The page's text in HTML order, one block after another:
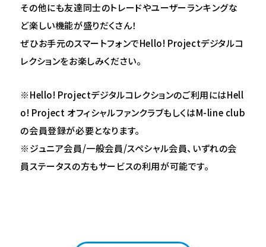
その他にも友達同士のトレードやユーザーランキングな
ど楽しい機能が盛りだくさん！
ぜひお手元のスマートフォンでHello! Projectデジタルコ
レクションをお楽しみください。
※Hello! Projectデジタルコレクションのご利用にはHell
o! Project オフィシャルファンクラブもしくはM-line club
の会員登録が必要となります。
※ジュニア会員/一般会員/スペシャル会員、いずれの会
員ステータスの方もサービスの利用が可能です。